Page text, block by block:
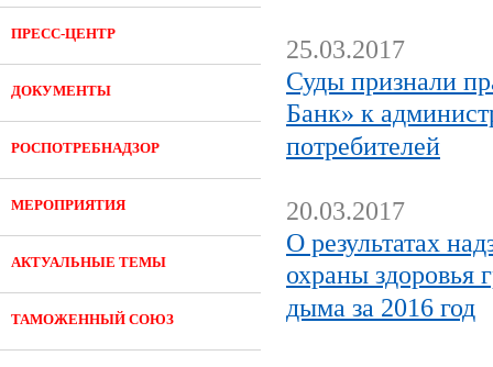
ПРЕСС-ЦЕНТР
ДОКУМЕНТЫ
РОСПОТРЕБНАДЗОР
МЕРОПРИЯТИЯ
АКТУАЛЬНЫЕ ТЕМЫ
ТАМОЖЕННЫЙ СОЮЗ
25.03.2017
Суды признали
Банк» к
потребителей
20.03.2017
О результатах
охраны здоровья
дыма за 2016 год